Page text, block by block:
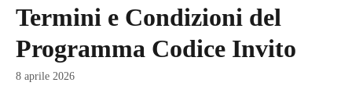
Termini e Condizioni del
Programma Codice Invito
8 aprile 2026